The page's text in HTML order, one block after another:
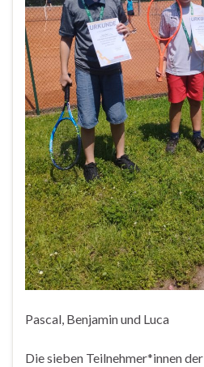
Pascal, Benjamin und Luca
Die sieben Teilnehmer*innen der